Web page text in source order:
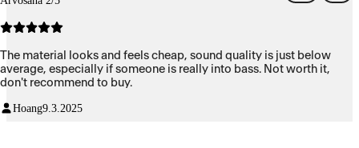
The material looks and feels cheap, sound quality is just below
average, especially if someone is really into bass. Not worth it,
don't recommend to buy.
Hoang9.3.2025